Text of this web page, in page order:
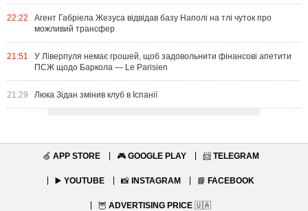
22:22
Агент Габріела Жезуса відвідав базу Наполі на тлі чуток про
можливий трансфер
21:51
У Ліверпуля немає грошей, щоб задовольнити фінансові апетити
ПСЖ щодо Баркола — Le Parisien
21:29 Люка Зідан змінив клуб в Іспанії
🍏 APP STORE 🎮 GOOGLE PLAY 📨 TELEGRAM
▶️ YOUTUBE 📸 INSTAGRAM 📘 FACEBOOK
🦉 ADVERTISING PRICE 🇺🇦